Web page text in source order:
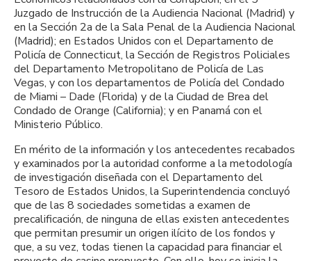
Juzgado de Instrucción de la Audiencia Nacional (Madrid) y
en la Sección 2a de la Sala Penal de la Audiencia Nacional
(Madrid); en Estados Unidos con el Departamento de
Policía de Connecticut, la Sección de Registros Policiales
del Departamento Metropolitano de Policía de Las
Vegas, y con los departamentos de Policía del Condado
de Miami – Dade (Florida) y de la Ciudad de Brea del
Condado de Orange (California); y en Panamá con el
Ministerio Público.
En mérito de la información y los antecedentes recabados
y examinados por la autoridad conforme a la metodología
de investigación diseñada con el Departamento del
Tesoro de Estados Unidos, la Superintendencia concluyó
que de las 8 sociedades sometidas a examen de
precalificación, de ninguna de ellas existen antecedentes
que permitan presumir un origen ilícito de los fondos y
que, a su vez, todas tienen la capacidad para financiar el